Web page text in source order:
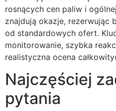
rosnących cen paliw i
znajdują okazje, rezerwując
od standardowych ofert.
monitorowanie, szybka
realistyczna ocena
Najczęściej
pytania